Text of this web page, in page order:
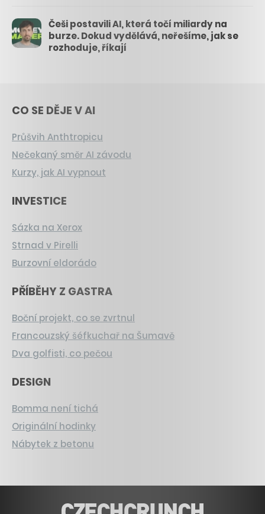
Češi postavili AI, která točí miliardy na
burze. Dokud vydělává, neřešíme, jak se
rozhoduje, říkají
CO SE DĚJE V AI
Průšvih Anthtropicu
Nečekaný směr AI závodu
Kurzy, jak AI vypnout
INVESTICE
Sázka na Xerox
Strnad v Pirelli
Burzovní eldorádo
PŘÍBĚHY Z GASTRA
Boční projekt, co se zvrtnul
Francouzský šéfkuchař na Šumavě
Dva golfisti, co pečou
DESIGN
Bomma není tichá
Originální hodinky
Nábytek z betonu